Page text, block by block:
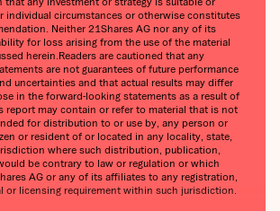
individual circumstances or otherwise constitutes
Neither 21Shares AG nor any of its
for loss arising from the use of the material
herein.Readers are cautioned that any
are not guarantees of future performance
uncertainties and that actual results may differ
in the forward-looking statements as a result of
report may contain or refer to material that is not
for distribution to or use by, any person or
or resident of or located in any locality, state,
where such distribution, publication,
be contrary to law or regulation or which
AG or any of its affiliates to any registration,
or licensing requirement within such jurisdiction.